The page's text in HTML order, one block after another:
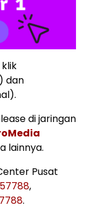
dan
di jaringan
lainnya.
Pusat
,
.